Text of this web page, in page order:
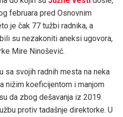
februara pred Osnovnim
je čak 77 tužbi radnika, a
su nezakoniti aneksi ugovora,
Mire Ninošević.
sa svojih radnih mesta na neka
nižim koeficijentom i manjom
da zbog dešavanja iz 2019.
protiv tadašnje direktorke. U